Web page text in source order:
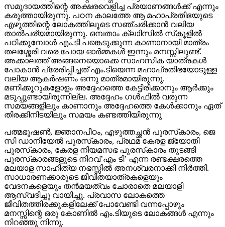
സമുദായത്തിന്റെ അക്ഷരവെളിച്ച പ്രയാണങ്ങള്‍ക്ക് എന്നും
കരുത്തായിരുന്നു. പഠന കാലത്തേ ആ മഹാപ്രതിഭയുടെ
എഴുത്തിന്റെ ലോകത്തിലൂടെ സഞ്ചരിക്കാന്‍ വലിയ
താല്‍പര്യമായിരുന്നു. ഒമ്പതാം ക്ലാിസില്‍ സ്‌കൂളില്‍
പഠിക്കുമ്പോള്‍ എം.ടി പങ്കെടുക്കുന്ന കാണാനായി മാത്രം
തലശ്ശേരി വരെ പോയ ഓര്‍മ്മകള്‍ ഇന്നും മനസ്സിലുണ്ട്.
അക്കാലത്ത് അങ്ങനെയൊക്കെ സാഹസിക യാത്രകള്‍
പോകാന്‍ പ്രേരിപ്പിച്ചത് എം.ടിയെന്ന മഹാപ്രതിഭയോടുള്ള
വലിയ ആകര്‍ഷണം ഒന്നു മാത്രമായിരുന്നു.
മണിക്കൂറുകളോളം അദ്ദേഹത്തെ കേട്ടിരിക്കാനും ആര്‍ക്കും
മടുപ്പുണ്ടായിരുന്നില്ല. അദ്ദേഹം ഗള്‍ഫില്‍ വരുന്ന
സമയങ്ങളിലും കാണാനും അദ്ദേഹത്തെ കേള്‍ക്കാനും ഏത്
തിരക്കിനിടയിലും സമയം കണ്ടത്തിയിരുന്നു
പത്മഭൂഷണ്‍, ജ്ഞാനപീഠം, എഴുത്തച്ഛന്‍ പുരസ്‌കാരം, ജെ
സി ഡാനിയേല്‍ പുരസ്‌കാരം, പ്രഥമ കേരള ജ്യോതി
പുരസ്‌കാരം, കേരള നിയമസഭ പുരസ്‌കാരം തുടങ്ങി
പുരസ്‌കാരങ്ങളുടെ നിറവ്’എം ടി’ എന്ന രണ്ടക്ഷരത്തെ
മലയാള സാഹിത്യ നഭസ്സില്‍ അനശ്വരനാക്കി നിര്‍ത്തി.
സാധാരണക്കാരുടെ ജീവിതയാത്രകളെയും
വേദനകളെയും തന്‍മയത്വം ചോരാതെ മലയാളി
ആസ്വദിച്ചു വായിച്ചു. പ്രവാസ ലോകത്തെ
ജീവിതത്തിരക്കുകളിലേക്ക് പോവേണ്ടി വന്നപ്പോഴും
മനസ്സിന്റെ ഒരു കോണില്‍ എം.ടിയുടെ ലോകങ്ങള്‍ എന്നും
നിറഞ്ഞു നിന്നു.